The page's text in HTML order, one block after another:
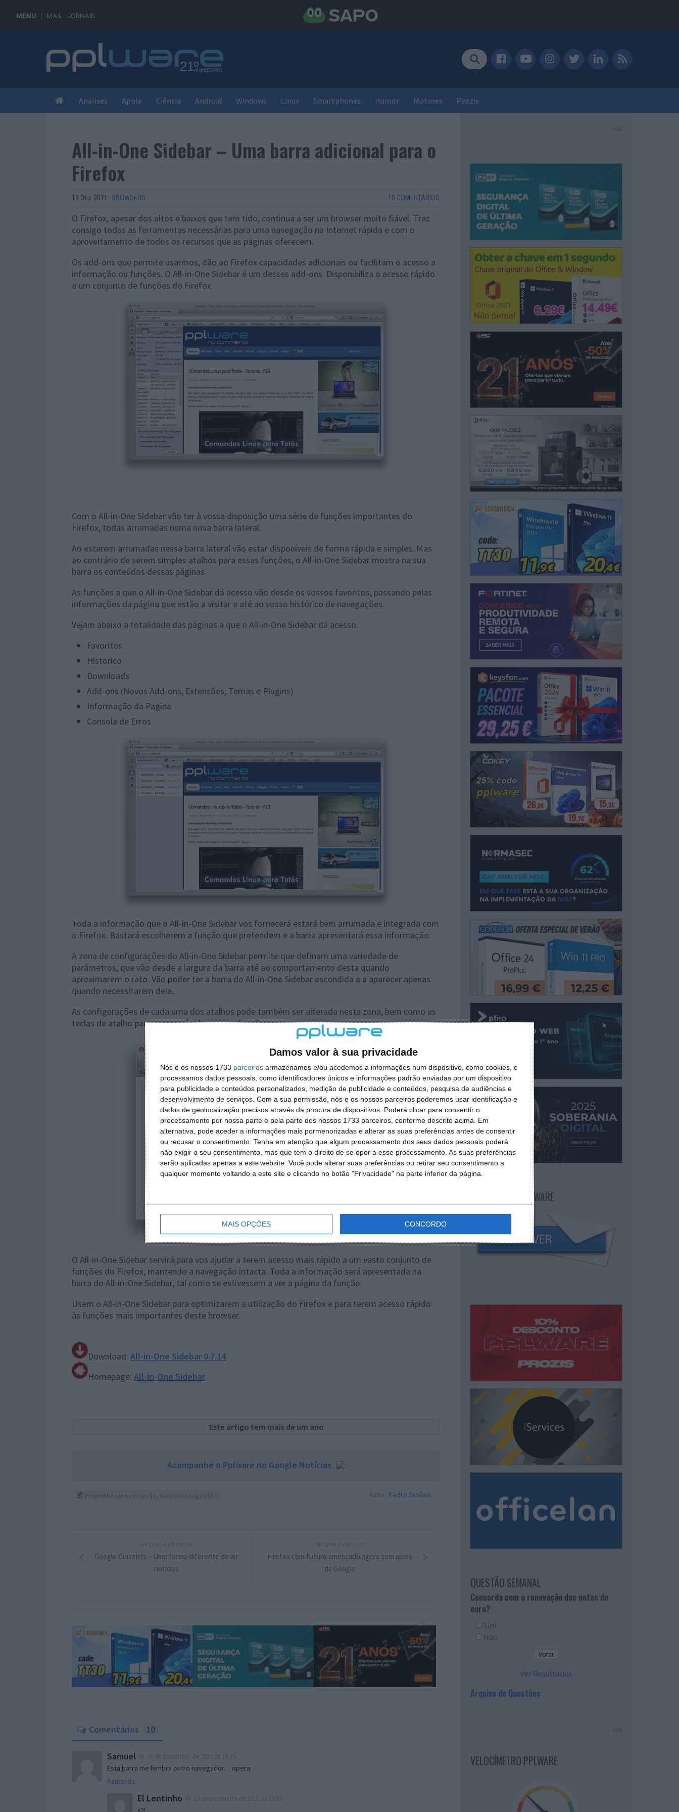
Damos valor à sua privacidade
Nós e os nossos 1733 parceiros armazenamos e/ou acedemos a informações num dispositivo, como cookies, e
processamos dados pessoais, como identificadores únicos e informações padrão enviadas por um dispositivo
para publicidade e conteúdos personalizados, medição de publicidade e conteúdos, pesquisa de audiências e
desenvolvimento de serviços. Com a sua permissão, nós e os nossos parceiros poderemos usar identificação e
dados de geolocalização precisos através da procura de dispositivos. Poderá clicar para consentir o
processamento por nossa parte e pela parte dos nossos 1733 parceiros, conforme descrito acima. Em
alternativa, pode aceder a informações mais pormenorizadas e alterar as suas preferências antes de consentir
ou recusar o consentimento. Tenha em atenção que algum processamento dos seus dados pessoais poderá
não exigir o seu consentimento, mas que tem o direito de se opor a esse processamento. As suas preferências
serão aplicadas apenas a este website. Você pode alterar suas preferências ou retirar seu consentimento a
qualquer momento voltando a este site e clicando no botão "Privacidade" na parte inferior da página.
MAIS OPÇÕES CONCORDO
MENU MAIL JORNAIS
Análises Apple Ciência Android Windows Linux Smartphones Humor Motores Prozis
All-in-One Sidebar – Uma barra adicional para o
Firefox
10 DEZ 2011 · BROWSERS 10 COMENTÁRIOS
O Firefox, apesar dos altos e baixos que tem tido, continua a ser um browser muito fiável. Traz
consigo todas as ferramentas necessárias para uma navegação na Internet rápida e com o
aproveitamento de todos os recursos que as páginas oferecem.
Os add-ons que permite usarmos, dão ao Firefox capacidades adicionais ou facilitam o acesso a
informação ou funções. O All-in-One Sidebar é um desses add-ons. Disponibiliza o acesso rápido
a um conjunto de funções do Firefox.
Com o All-in-One Sidebar vão ter à vossa disposição uma série de funções importantes do
Firefox, todas arrumadas numa nova barra lateral.
Ao estarem arrumadas nessa barra lateral vão estar disponíveis de forma rápida e simples. Mas
ao contrário de serem simples atalhos para essas funções, o All-in-One Sidebar mostra na sua
barra os conteúdos dessas páginas.
As funções a que o All-in-One Sidebar dá acesso vão desde os vossos favoritos, passando pelas
informações da página que estão a visitar e até ao vosso histórico de navegações.
Vejam abaixo a totalidade das páginas a que o All-in-One Sidebar dá acesso.
Favoritos
Historico
Downloads
Add-ons (Novos Add-ons, Extensões, Temas e Plugins)
Informação da Pagina
Consola de Erros
Toda a informação que o All-in-One Sidebar vos fornecerá estará bem arrumada e integrada com
o Firefox. Bastará escolherem a função que pretendem e a barra apresentará essa informação.
A zona de configurações do All-in-One Sidebar permite que definam uma variedade de
parâmetros, que vão desde a largura da barra até ao comportamento desta quando
aproximarem o rato. Vão poder ter a barra do All-in-One Sidebar escondida e a aparecer apenas
quando necessitarem dela.
As configurações de cada uma dos atalhos pode também ser alterada nesta zona, bem como as
teclas de atalho para acesso rápido a essas funções.
O All-in-One Sidebar servirá para vos ajudar a terem acesso mais rápido a um vasto conjunto de
funções do Firefox, mantendo a navegação intacta. Toda a informação será apresentada na
barra do All-in-One Sidebar, tal como se estivessem a ver a página da função.
Usem o All-in-One Sidebar para optimizarem a utilização do Firefox e para terem acesso rápido
às funções mais importantes deste browser.
Download: All-in-One Sidebar 0.7.14
Homepage: All-in-One Sidebar
Este artigo tem mais de um ano
Acompanhe o Pplware no Google Notícias
Autor: Pedro Simões
Firefox com futuro ameaçado agora sem apoio
da Google
Google Currents – Uma forma diferente de ler
notícias
Comentários 10
Samuel
Esta barra me lembra outro navegador… opera
Responder
El Lentinho
x2!
PUB
NEWSLETTER PPLWARE
QUESTÃO SEMANAL
Concorda com a renovação das notas de
euro?
Sim
Não
Ver Resultados
Arquivo de Questões
PUB
VELOCÍMETRO PPLWARE